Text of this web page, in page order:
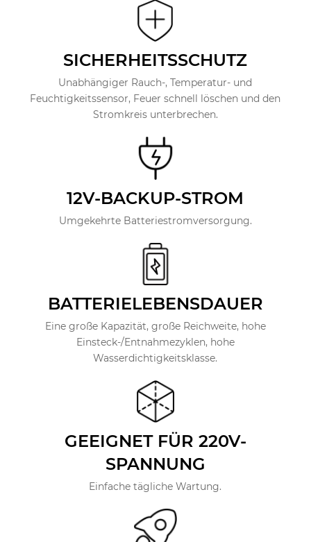
SICHERHEITSSCHUTZ
Unabhängiger Rauch-, Temperatur- und
Feuchtigkeitssensor, Feuer schnell löschen und den
Stromkreis unterbrechen.
12V-BACKUP-STROM
Umgekehrte Batteriestromversorgung.
BATTERIELEBENSDAUER
Eine große Kapazität, große Reichweite, hohe
Einsteck-/Entnahmezyklen, hohe
Wasserdichtigkeitsklasse.
GEEIGNET FÜR 220V-
SPANNUNG
Einfache tägliche Wartung.